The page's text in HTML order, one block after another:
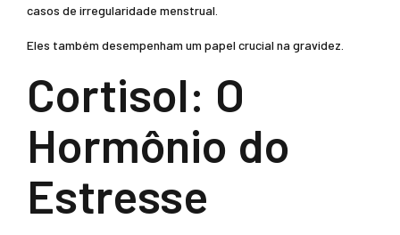
casos de irregularidade menstrual.
Eles também desempenham um papel crucial na gravidez.
Cortisol: O
Hormônio do
Estresse